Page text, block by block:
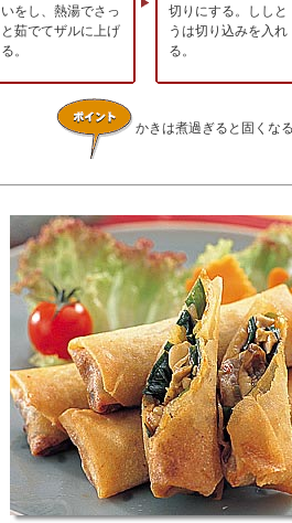
いをし、熱湯でさっ
と茹でてザルに上げ
る。
切りにする。ししと
うは切り込みを入れ
る。
かきは煮過ぎると固くな